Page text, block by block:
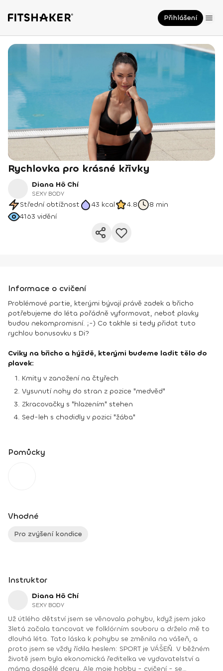
Přihlášení
Rychlovka pro krásné křivky
Diana Hô Chí
SEXY BODY
Střední obtížnost 43 kcal 4.8
8 min
4163 vidění
Informace o cvičení
Problémové partie, kterými bývají právě zadek a břicho
potřebujeme do léta pořádně vyformovat, neboť plavky
budou nekompromisní. ;-) Co takhle si tedy přidat tuto
rychlou bonusovku s Di?
Cviky na břicho a hýždě, kterými budeme ladit tělo do
plavek:
Kmity v zanožení na čtyřech
Vysunutí nohy do stran z pozice "medvěd"
Zkracovačky s "hlazením" stehen
Sed-leh s chodidly v pozici "žába"
Pomůcky
Vhodné
Pro zvýšení kondice
Instruktor
Diana Hô Chí
SEXY BODY
Už útlého dětství jsem se věnovala pohybu, když jsem jako
3letá začala tancovat ve folklórním souboru a drželo mě to
dlouhá léta. Tato láska k pohybu se změnila na vášeň, a
proto jsem se vždy řídila heslem: SPORT je VÁŠEŇ. V běžném
životě jsem byla ekonomická ředitelka ve vydavatelství a
máma dospělé dcery. Ale moje hobby - cvičení - se